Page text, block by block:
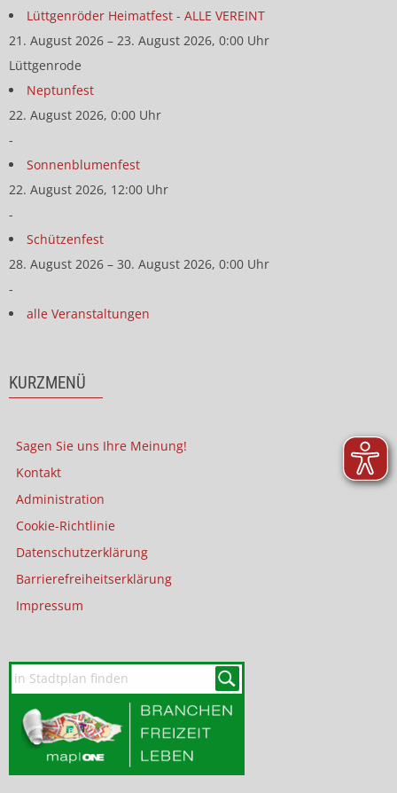
Lüttgenröder Heimatfest - ALLE VEREINT
21. August 2026 – 23. August 2026, 0:00 Uhr
Lüttgenrode
Neptunfest
22. August 2026, 0:00 Uhr
-
Sonnenblumenfest
22. August 2026, 12:00 Uhr
-
Schützenfest
28. August 2026 – 30. August 2026, 0:00 Uhr
-
alle Veranstaltungen
KURZMENÜ
Sagen Sie uns Ihre Meinung!
Kontakt
Administration
Cookie-Richtlinie
Datenschutzerklärung
Barrierefreiheitserklärung
Impressum